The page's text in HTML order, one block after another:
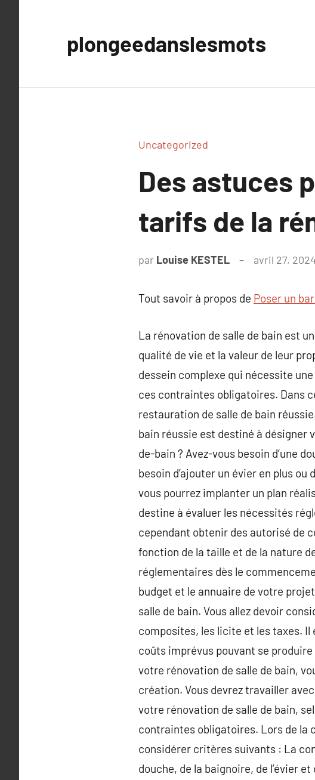
plongeedanslesmots
Uncategorized
Des astuces
tarifs de la
par Louise KESTEL avril 27, 2024
Tout savoir à propos de Poser un
La rénovation de salle de bain est
qualité de vie et la valeur de leur
dessein complexe qui nécessite
ces contraintes obligatoires. Dans
restauration de salle de bain
bain réussie est destiné à désigner
de-bain ? Avez-vous besoin d’une
besoin d’ajouter un évier en plus
vous pourrez implanter un plan
destine à évaluer les nécessités
cependant obtenir des autorisé de
fonction de la taille et de la nature
réglementaires dès le
budget et le annuaire de votre
salle de bain. Vous allez devoir
composites, les licite et les taxes.
coûts imprévus pouvant se
votre rénovation de salle de bain,
création. Vous devrez travailler
votre rénovation de salle de bain,
contraintes obligatoires. Lors de la
considérer critères suivants : La
douche, de la baignoire, de l’évier